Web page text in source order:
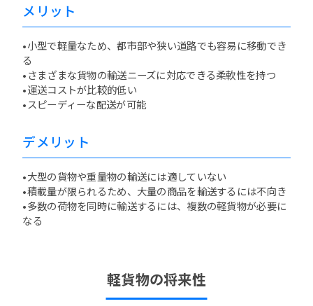
メリット
•小型で軽量なため、都市部や狭い道路でも容易に移動でき
る
•さまざまな貨物の輸送ニーズに対応できる柔軟性を持つ
•運送コストが比較的低い
•スピーディーな配送が可能
デメリット
•大型の貨物や重量物の輸送には適していない
•積載量が限られるため、大量の商品を輸送するには不向き
•多数の荷物を同時に輸送するには、複数の軽貨物が必要に
なる
軽貨物の将来性